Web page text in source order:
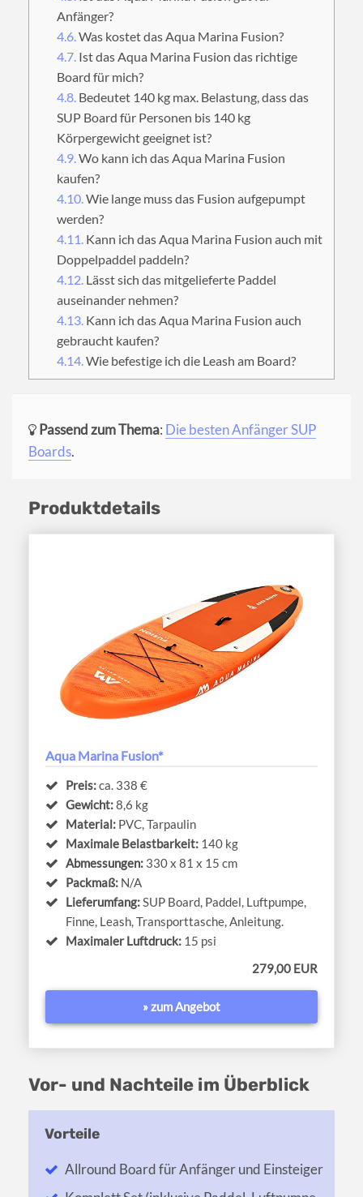
Anfänger?
4.6.Was kostet das Aqua Marina Fusion?
4.7. Ist das Aqua Marina Fusion das richtige
Board für mich?
4.8. Bedeutet 140 kg max. Belastung, dass das
SUP Board für Personen bis 140 kg
Körpergewicht geeignet ist?
4.9.Wo kann ich das Aqua Marina Fusion
kaufen?
4.10.Wie lange muss das Fusion aufgepumpt
werden?
4.11. Kann ich das Aqua Marina Fusion auch mit
Doppelpaddel paddeln?
4.12. Lässt sich das mitgelieferte Paddel
auseinander nehmen?
4.13. Kann ich das Aqua Marina Fusion auch
gebraucht kaufen?
4.14.Wie befestige ich die Leash am Board?
Passend zum Thema: Die besten Anfänger SUP
Boards.
Produktdetails
Aqua Marina Fusion*
Preis:ca. 338 €
Gewicht:8,6 kg
Material: PVC, Tarpaulin
Maximale Belastbarkeit: 140 kg
Abmessungen: 330 x 81 x 15 cm
Packmaß: N/A
Lieferumfang: SUP Board, Paddel, Luftpumpe,
Finne, Leash, Transporttasche, Anleitung.
Maximaler Luftdruck: 15 psi
279,00 EUR
» zum Angebot
Vor- und Nachteile im Überblick
Allround Board für Anfänger und Einsteiger